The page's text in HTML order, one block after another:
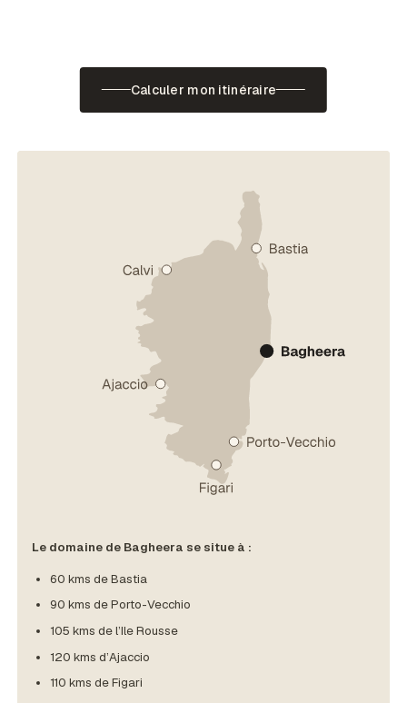
Calculer mon itinéraire
Le domaine de Bagheera se situe à :
60 kms de Bastia
90 kms de Porto-Vecchio
105 kms de l’Ile Rousse
120 kms d’Ajaccio
110 kms de Figari